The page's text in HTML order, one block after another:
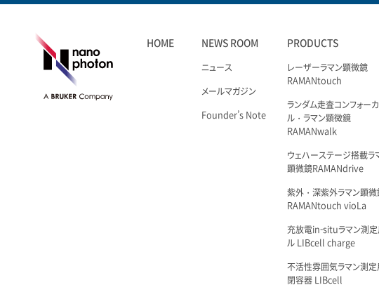
HOME NEWS ROOM
ニュース
メールマガジン
Founder’s Note
PRODUCTS
レーザーラマン顕微鏡
RAMANtouch
ランダム走査コンフォーカ
ル・ラマン顕微鏡
RAMANwalk
ウェハーステージ搭載ラ
顕微鏡RAMANdrive
紫外・深紫外ラマン顕微
RAMANtouch vioLa
充放電in-situラマン測定
ル LIBcell charge
不活性雰囲気ラマン測
閉容器 LIBcell